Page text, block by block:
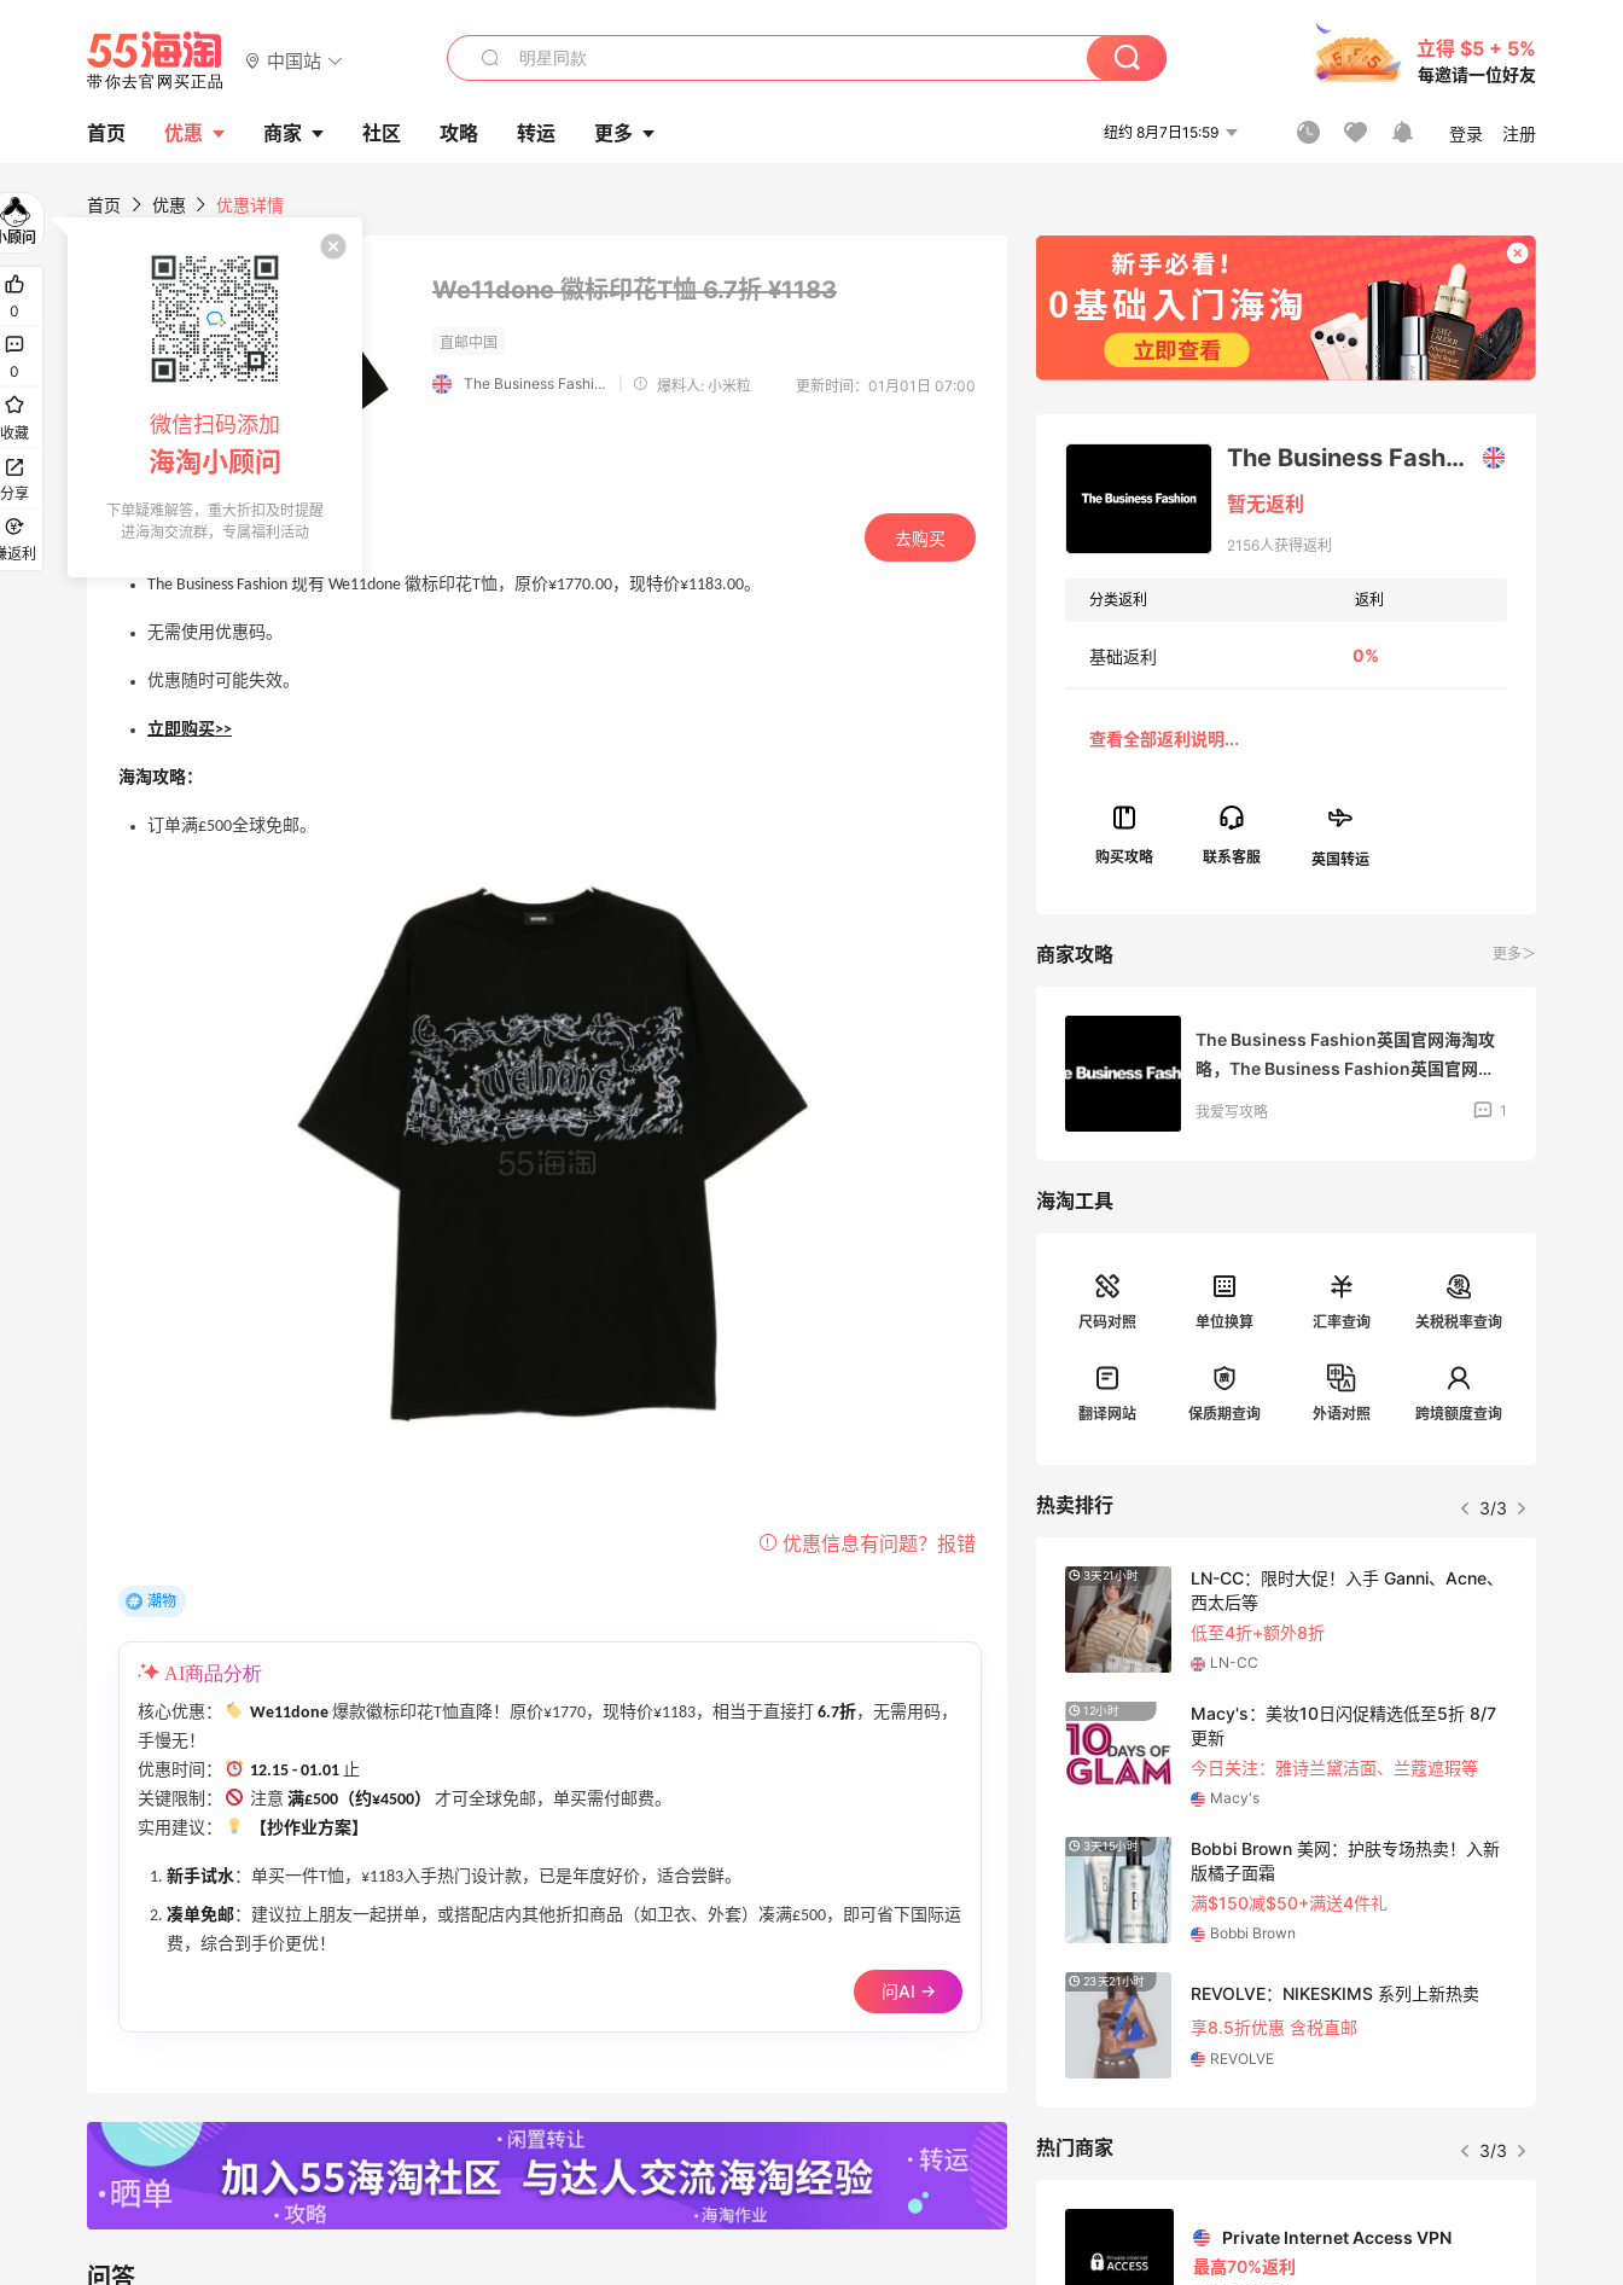
中国站
立得 $5 + 5%
每邀请一位好友
首页 优惠 商家 社区 攻略 转运 更多 纽约 8月7日15:59 登录 注册
首页 优惠 优惠详情
We11done 徽标印花T恤6.7折 ¥1183
The Business Fashion 爆料人: 小米粒 更新时间：01月01日 07:00
去购买
The Business Fashion 现有 We11done 徽标印花T恤，原价¥1770.00，现特价¥1183.00。
无需使用优惠码。
优惠随时可能失效。
立即购买>>
海淘攻略：
订单满£500全球免邮。
潮物
AI商品分析
核心优惠： We11done 爆款徽标印花T恤直降！原价¥1770，现特价¥1183，相当于直接打 6.7折，无需用码，
手慢无！
优惠时间：
12.15 - 01.01 止
关键限制：
注意 满£500（约¥4500）
才可全球免邮，单买需付邮费。
实用建议：
【抄作业方案】
新手试水：单买一件T恤，¥1183入手热门设计款，已是年度好价，适合尝鲜。
凑单免邮：建议拉上朋友一起拼单，或搭配店内其他折扣商品（如卫衣、外套）凑满£500，即可省下国际运
费，综合到手价更优！
问AI →
问答
The Business Fashion
暂无返利
2156人获得返利
分类返利 返利
基础返利 0%
英国转运
商家攻略 更多＞
The Business Fashion英国官网海淘攻
略，The Business Fashion英国官网
2026最新海淘教程
The Business Fashion英国官网海淘攻
略，The Business Fashion英国官网
我爱写攻略 1
海淘工具
尺码对照 单位换算 汇率查询 关税税率查询
翻译网站 保质期查询 外语对照 跨境额度查询
热卖排行 3/3
Bobbi Brown
Bloomingdales：时尚热卖！入手珑骧、
Tory Burch、拉夫劳伦等
每满$100返$25礼卡
Bloomingdales
比亚运动热卖
低至6折
Columbia Sportswear
满$200享8.5折优惠+部分送好礼
13天12小时
Macy's：Lancome 兰蔻美妆大促低至5折
健身补剂、护肤洗护等
无门槛7.5折
Macy's：美妆精选10日闪促 低至5折+免
关注兰蔻、雅诗兰黛等 每日更新
3天21小时
LN-CC：限时大促！入手 Ganni、Acne、
西太后等
低至4折+额外8折
LN-CC
12小时
Macy's：美妆10日闪促精选低至5折 8/7
更新
今日关注：雅诗兰黛洁面、兰蔻遮瑕等
Macy's
3天15小时
Bobbi Brown 美网：护肤专场热卖！入新
版橘子面霜
满$150减$50+满送4件礼
Bobbi Brown
23天21小时
REVOLVE：NIKESKIMS 系列上新热卖
享8.5折优惠 含税直邮
REVOLVE
热门商家 3/3
Private Internet Access VPN
最高70%返利
0
0
收藏
分享
返利
微信扫码添加
海淘小顾问
下单疑难解答，重大折扣及时提醒
进海淘交流群，专属福利活动